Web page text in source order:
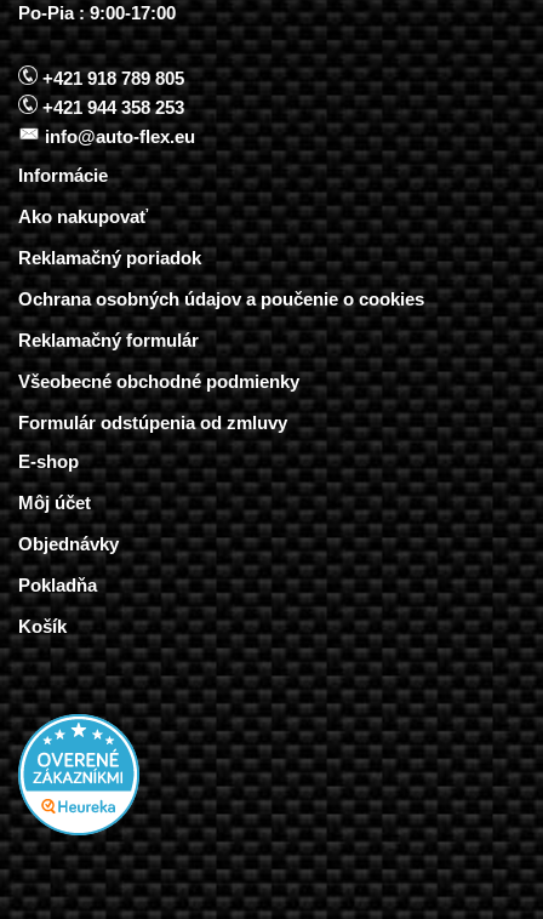
Po-Pia : 9:00-17:00
+421 918 789 805
+421 944 358 253
info@auto-flex.eu
Informácie
Ako nakupovať
Reklamačný poriadok
Ochrana osobných údajov a poučenie o cookies
Reklamačný formulár
Všeobecné obchodné podmienky
Formulár odstúpenia od zmluvy
E-shop
Môj účet
Objednávky
Pokladňa
Košík